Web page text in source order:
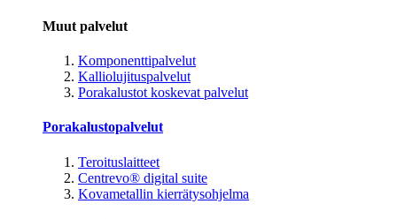
Muut palvelut
Komponenttipalvelut
Kalliolujituspalvelut
Porakalustot koskevat palvelut
Porakalustopalvelut
Teroituslaitteet
Centrevo® digital suite
Kovametallin kierrätysohjelma